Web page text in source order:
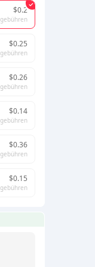
$0.2
$0.25
$0.26
$0.14
$0.36
$0.15